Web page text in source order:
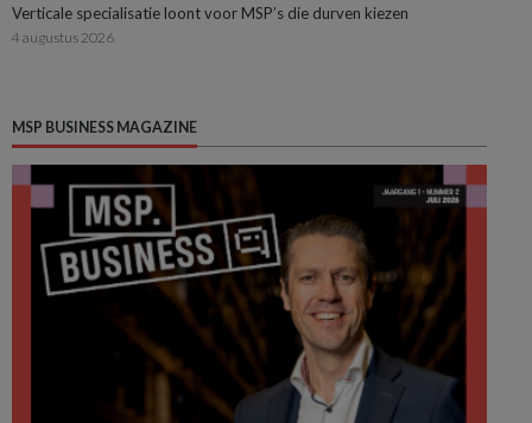
MSP BUSINESS MAGAZINE
Verticale specialisatie loont voor MSP’s die durven kiezen
4 augustus 2026